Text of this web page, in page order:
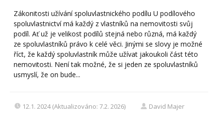
Zákonitosti užívání spoluvlastnického podílu U podílového
spoluvlastnictví má každý z vlastníků na nemovitosti svůj
podíl. Ať už je velikost podílů stejná nebo různá, má každý
ze spoluvlastníků právo k celé věci. Jinými se slovy je možné
říct, že každý spoluvlastník může užívat jakoukoli část této
nemovitosti. Není tak možné, že si jeden ze spoluvlastníků
usmyslí, že on bude...
12.1. 2024 (Aktualizováno: 7.2. 2026) David Majer